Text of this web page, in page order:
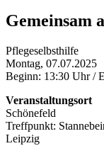
Gemeinsam
Pflegeselbsthilfe
Montag, 07.07.2025
Beginn: 13:30 Uhr/
Veranstaltungsort
Schönefeld
Treffpunkt:
Leipzig